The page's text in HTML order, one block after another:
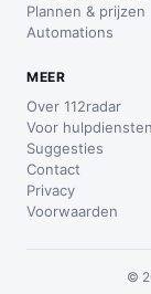
Plannen & prijzen
Automations
MEER
Over 112radar
Voor hulpdiensten
Suggesties
Contact
Privacy
Voorwaarden
©